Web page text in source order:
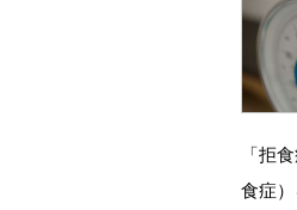
「拒
食症